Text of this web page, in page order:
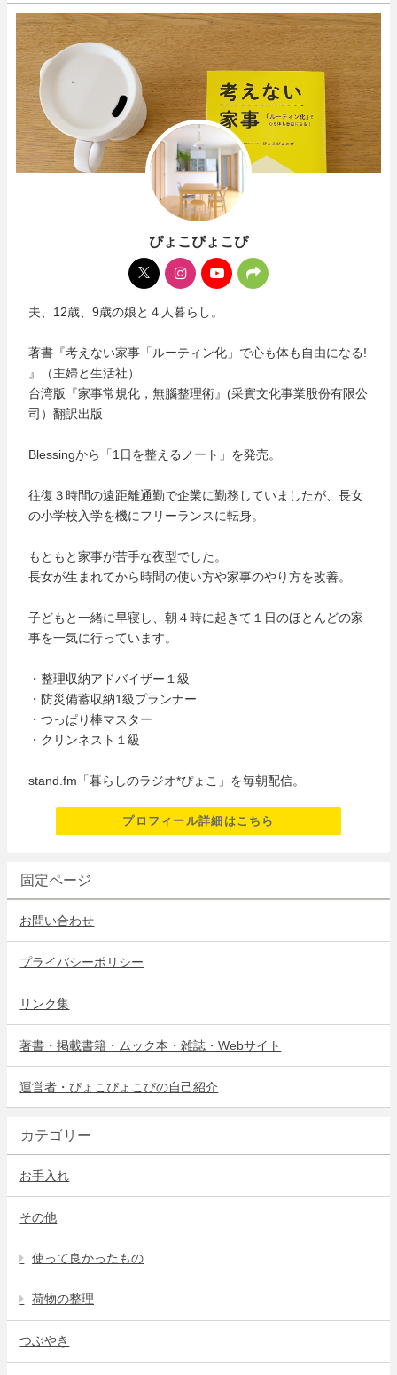
ぴょこぴょこぴ
夫、12歳、9歳の娘と４人暮らし。
著書『考えない家事「ルーティン化」で心も体も自由になる!
』（主婦と生活社）
台湾版『家事常規化，無腦整理術』(采實文化事業股份有限公
司）翻訳出版
Blessingから「1日を整えるノート」を発売。
往復３時間の遠距離通勤で企業に勤務していましたが、長女
の小学校入学を機にフリーランスに転身。
もともと家事が苦手な夜型でした。
長女が生まれてから時間の使い方や家事のやり方を改善。
子どもと一緒に早寝し、朝４時に起きて１日のほとんどの家
事を一気に行っています。
・整理収納アドバイザー１級
・防災備蓄収納1級プランナー
・つっぱり棒マスター
・クリンネスト１級
stand.fm「暮らしのラジオ*ぴょこ」を毎朝配信。
プロフィール詳細はこちら
固定ページ
お問い合わせ
プライバシーポリシー
リンク集
著書・掲載書籍・ムック本・雑誌・Webサイト
運営者・ぴょこぴょこぴの自己紹介
カテゴリー
お手入れ
その他
使って良かったもの
荷物の整理
つぶやき